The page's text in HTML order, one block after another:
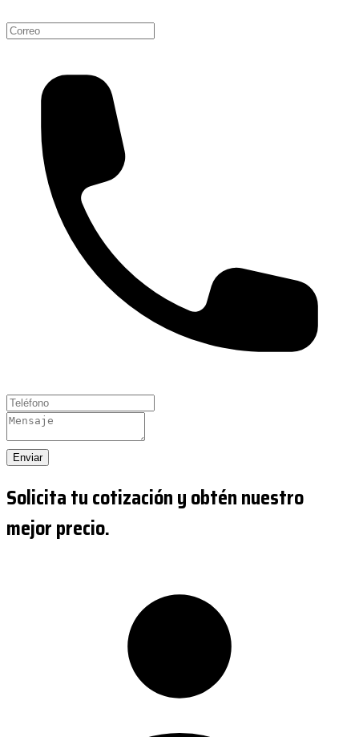
Enviar
Solicita tu cotización y obtén nuestro
mejor precio.